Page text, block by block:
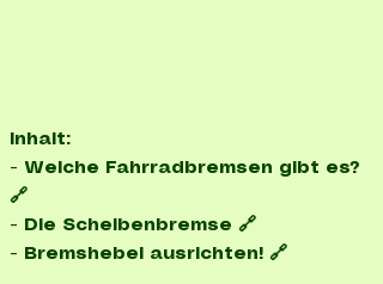
Inhalt:
- Welche Fahrradbremsen gibt es?
🔗
- Die Scheibenbremse 🔗
- Bremshebel ausrichten! 🔗